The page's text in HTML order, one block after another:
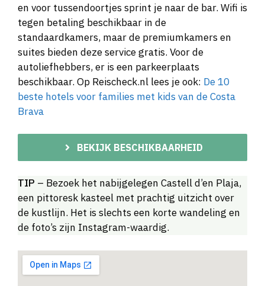
en voor tussendoortjes sprint je naar de bar. Wifi is
tegen betaling beschikbaar in de
standaardkamers, maar de premiumkamers en
suites bieden deze service gratis. Voor de
autoliefhebbers, er is een parkeerplaats
beschikbaar. Op Reischeck.nl lees je ook: De 10
beste hotels voor families met kids van de Costa
Brava
BEKIJK BESCHIKBAARHEID
TIP – Bezoek het nabijgelegen Castell d’en Plaja,
een pittoresk kasteel met prachtig uitzicht over
de kustlijn. Het is slechts een korte wandeling en
de foto’s zijn Instagram-waardig.